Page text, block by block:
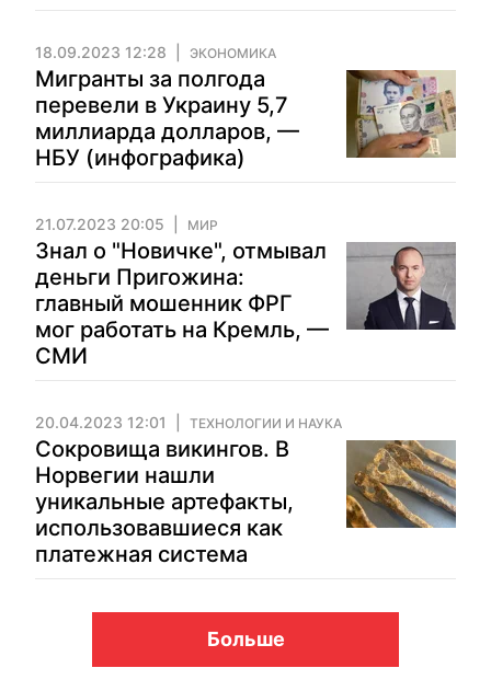
18.09.2023 12:28 ЭКОНОМИКА
Мигранты за полгода
перевели в Украину 5,7
миллиарда долларов, —
НБУ (инфографика)
21.07.2023 20:05 МИР
Знал о "Новичке", отмывал
деньги Пригожина:
главный мошенник ФРГ
мог работать на Кремль, —
СМИ
20.04.2023 12:01 ТЕХНОЛОГИИ И НАУКА
Сокровища викингов. В
Норвегии нашли
уникальные артефакты,
использовавшиеся как
платежная система
Больше